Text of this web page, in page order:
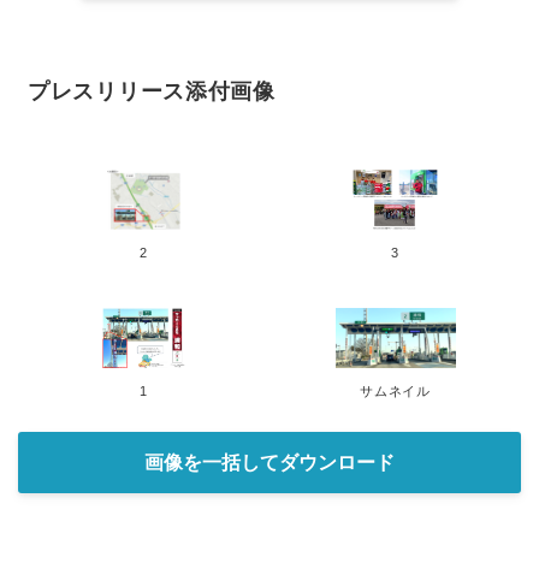
プレスリリース添付画像
2 3
1 サムネイル
画像を一括してダウンロード